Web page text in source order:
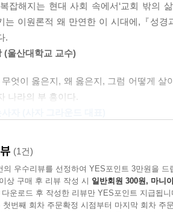
잡해지는 현대 사회 속에서‘교회 밖의
는 이원론적 왜 만연한 이 시대에,『성
.
(울산대학교 교수)
엇이 옳은지, 왜 옳은지, 그럼 어떻게
나라의 부 흥이다.
풀어준다.
(세계로교회 목사)
(1건)
의 우수리뷰를 선정하여 YES포인트 3만원을 드
상 구매 후 리뷰 작성 시 일반회원 300원, 마니
운로드 후 작성한 리뷰만 YES포인트 지급됩니
첫번째 회차 주문확정 시점부터 마지막 회차 주